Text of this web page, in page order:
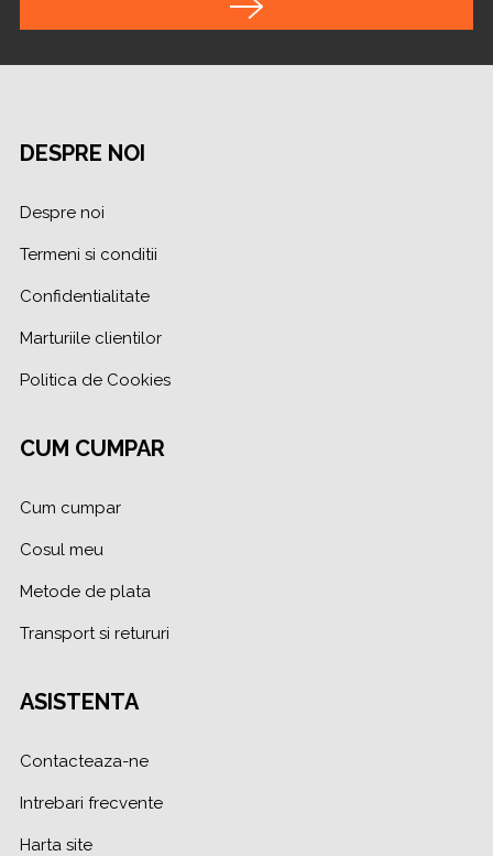
DESPRE NOI
Despre noi
Termeni si conditii
Confidentialitate
Marturiile clientilor
Politica de Cookies
CUM CUMPAR
Cum cumpar
Cosul meu
Metode de plata
Transport si retururi
ASISTENTA
Contacteaza-ne
Intrebari frecvente
Harta site